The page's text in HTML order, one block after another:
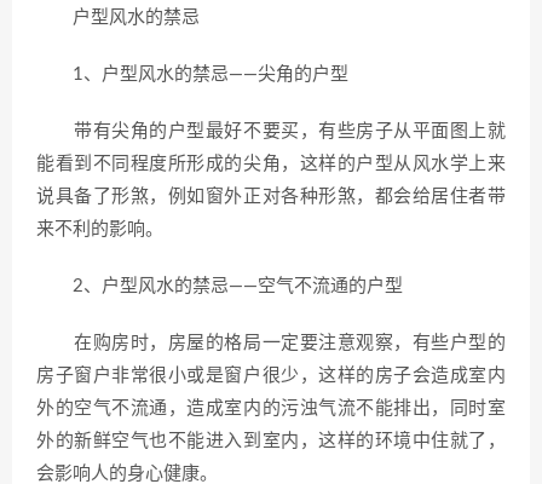
户型风水的禁忌
1、户型风水的禁忌——尖角的户型
带有尖角的户型最好不要买，有些房子从平面图上就
能看到不同程度所形成的尖角，这样的户型从风水学上来
说具备了形煞，例如窗外正对各种形煞，都会给居住者带
来不利的影响。
2、户型风水的禁忌——空气不流通的户型
在购房时，房屋的格局一定要注意观察，有些户型的
房子窗户非常很小或是窗户很少，这样的房子会造成室内
外的空气不流通，造成室内的污浊气流不能排出，同时室
外的新鲜空气也不能进入到室内，这样的环境中住就了，
会影响人的身心健康。